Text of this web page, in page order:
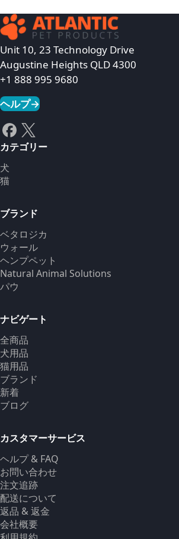
Unit 10, 23 Technology Drive
Augustine Heights QLD 4300
+1 888 995 9680
ヘルプ→
カテゴリー
犬
猫
ブランド
ベタロジカ
ウォール
ヘンプペット
Natural Animal Solutions
パウ
ナビゲート
全商品
犬用品
猫用品
ブランド
新着
ブログ
カスタマーサービス
ヘルプ & FAQ
お問い合わせ
注文追跡
配送について
返品 & 返金
会社概要